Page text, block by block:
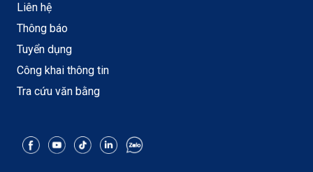
Liên hệ
Thông báo
Tuyển dụng
Công khai thông tin
Tra cứu văn bằng